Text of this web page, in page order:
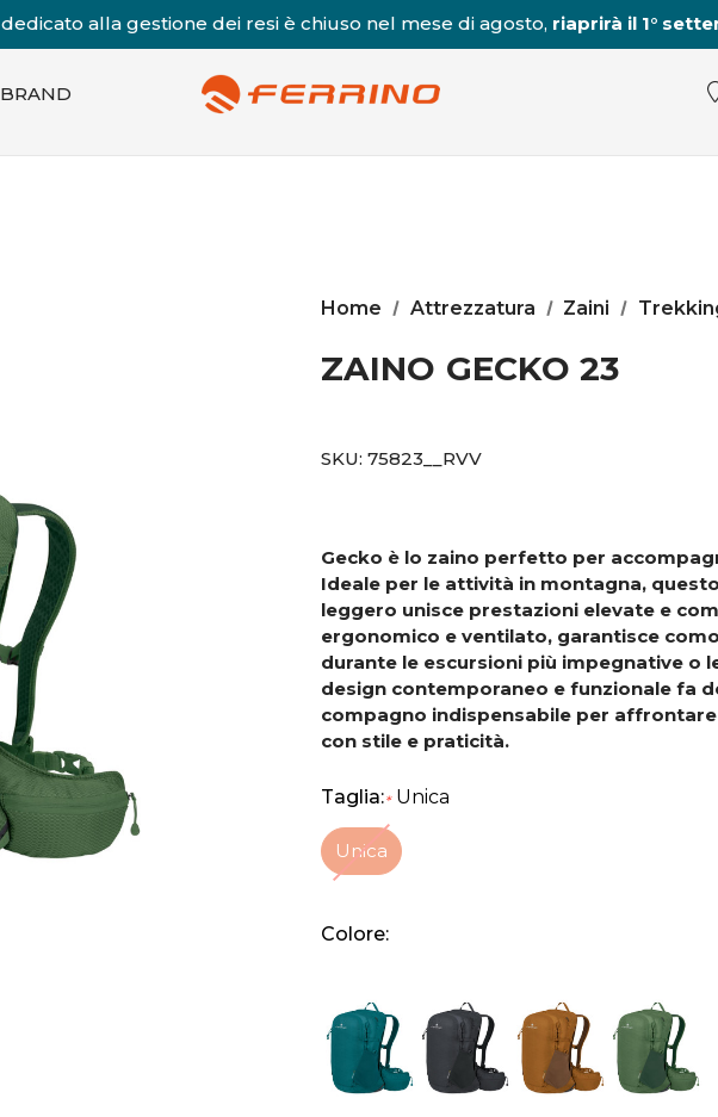
dedicato alla gestione dei resi è chiuso nel mese di agosto, riaprirà il 1°
BRAND
Home Attrezzatura Zaini
ZAINO GECKO 23
SKU: 75823__RVV
Gecko è lo zaino perfetto per
Ideale per le attività in montagna,
leggero unisce prestazioni elevate e
ergonomico e ventilato, garantisce
durante le escursioni più impegnative o
design contemporaneo e funzionale fa
compagno indispensabile per
con stile e praticità.
Taglia:* Unica
Unica
Colore: